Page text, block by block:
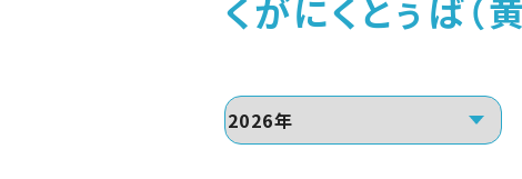
くがにくとぅば（